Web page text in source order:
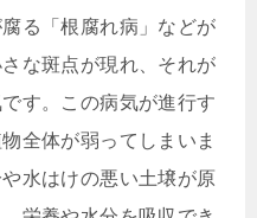
る「根腐れ病」などが
な斑点が現れ、それが
す。この病気が進行す
全体が弱ってしまいま
水はけの悪い土壌が原